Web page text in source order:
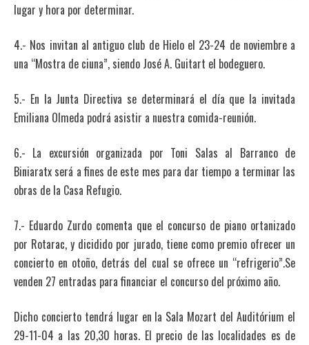
lugar y hora por determinar.
4.- Nos invitan al antiguo club de Hielo el 23-24 de noviembre a
una “Mostra de ciuna”, siendo José A. Guitart el bodeguero.
5.- En la Junta Directiva se determinará el día que la invitada
Emiliana Olmeda podrá asistir a nuestra comida-reunión.
6.- La excursión organizada por Toni Salas al Barranco de
Biniaratx será a fines de este mes para dar tiempo a terminar las
obras de la Casa Refugio.
7.- Eduardo Zurdo comenta que el concurso de piano ortanizado
por Rotarac, y dicidido por jurado, tiene como premio ofrecer un
concierto en otoño, detrás del cual se ofrece un “refrigerio”.Se
venden 27 entradas para financiar el concurso del próximo año.
Dicho concierto tendrá lugar en la Sala Mozart del Auditórium el
29-11-04 a las 20,30 horas. El precio de las localidades es de